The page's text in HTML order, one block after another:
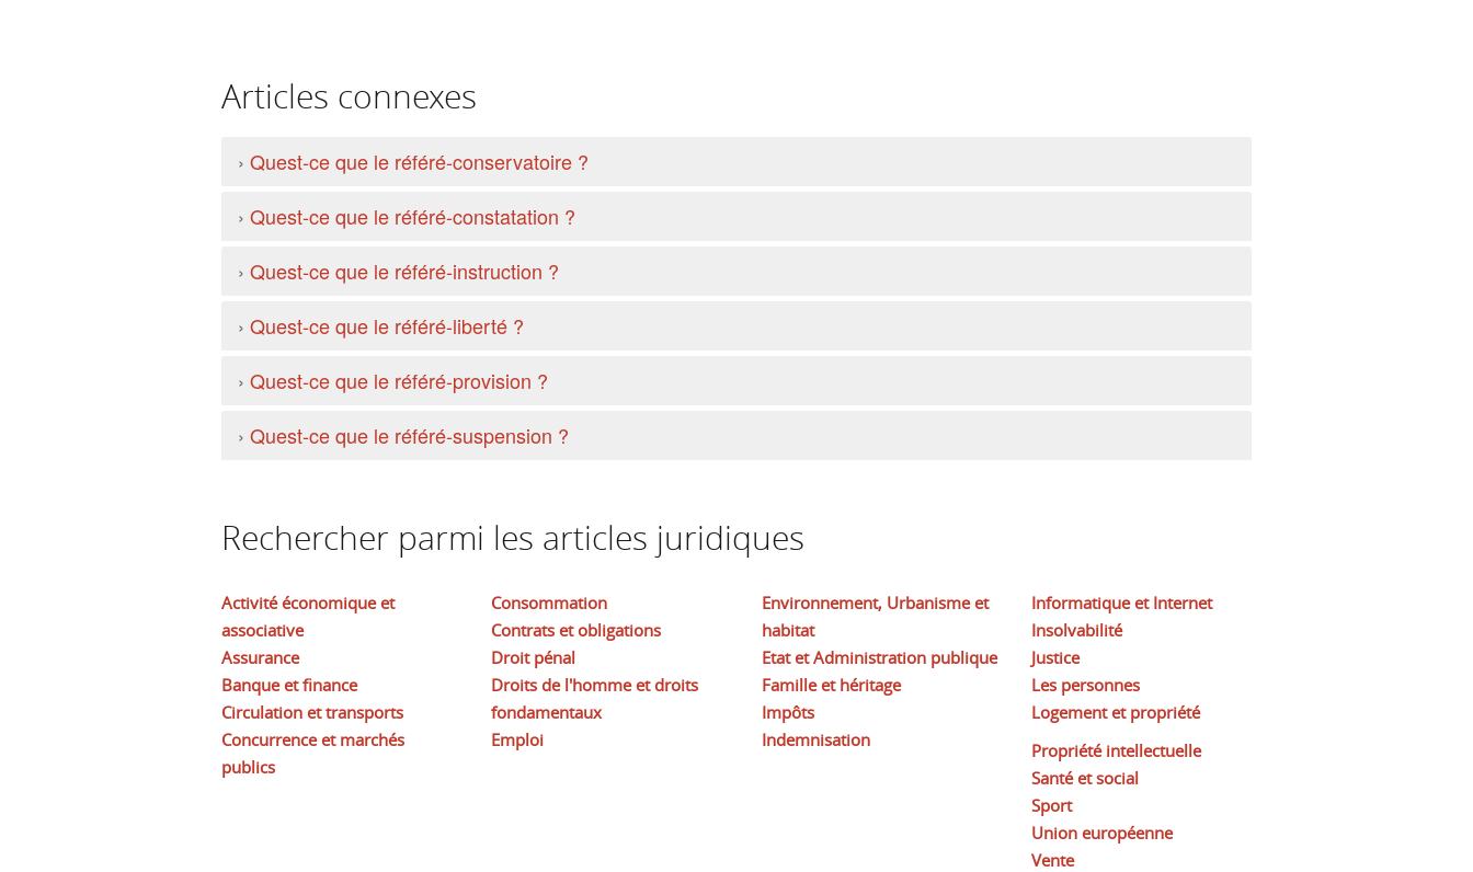
Articles connexes
› Quest-ce que le référé-conservatoire ?
› Quest-ce que le référé-constatation ?
› Quest-ce que le référé-instruction ?
› Quest-ce que le référé-liberté ?
› Quest-ce que le référé-provision ?
› Quest-ce que le référé-suspension ?
Rechercher parmi les articles juridiques
Activité économique et
associative
Assurance
Banque et finance
Circulation et transports
Concurrence et marchés
publics
Consommation
Contrats et obligations
Droit pénal
Droits de l'homme et droits
fondamentaux
Emploi
Environnement, Urbanisme et
habitat
Etat et Administration publique
Famille et héritage
Impôts
Indemnisation
Informatique et Internet
Insolvabilité
Justice
Les personnes
Logement et propriété
Propriété intellectuelle
Santé et social
Sport
Union européenne
Vente